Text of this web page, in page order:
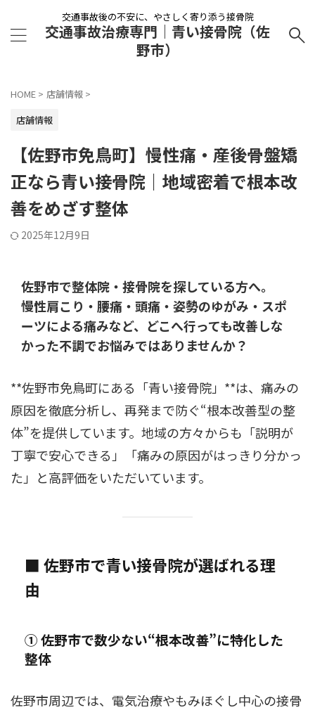
交通事故後の不安に、やさしく寄り添う接骨院
交通事故治療専門｜青い接骨院（佐
野市）
HOME > 店舗情報 >
店舗情報
【佐野市免鳥町】慢性痛・産後骨盤矯
正なら青い接骨院｜地域密着で根本改
善をめざす整体
2025年12月9日
佐野市で整体院・接骨院を探している方へ。
慢性肩こり・腰痛・頭痛・姿勢のゆがみ・スポ
ーツによる痛みなど、どこへ行っても改善しな
かった不調でお悩みではありませんか？
**佐野市免鳥町にある「青い接骨院」**は、痛みの
原因を徹底分析し、再発まで防ぐ“根本改善型の整
体”を提供しています。地域の方々からも「説明が
丁寧で安心できる」「痛みの原因がはっきり分かっ
た」と高評価をいただいています。
■ 佐野市で青い接骨院が選ばれる理
由
① 佐野市で数少ない“根本改善”に特化した
整体
佐野市周辺では、電気治療やもみほぐし中心の接骨